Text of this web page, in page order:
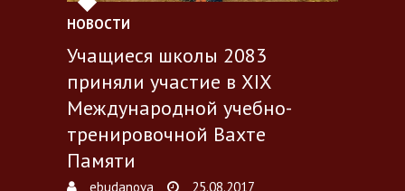
НОВОСТИ
Учащиеся школы 2083
приняли участие в XIX
Международной учебно-
тренировочной Вахте
Памяти
ebudanova
25.08.2017